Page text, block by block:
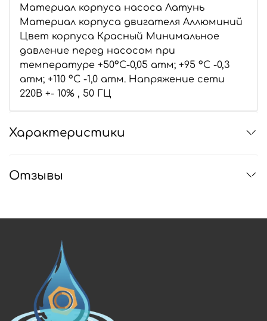
Материал корпуса насоса Латунь
Материал корпуса двигателя Аллюминий
Цвет корпуса Красный Минимальное
давление перед насосом при
температуре +50ºС-0,05 атм; +95 ºС -0,3
атм; +110 ºС -1,0 атм. Напряжение сети
220В +- 10% , 50 ГЦ
Характеристики
Отзывы